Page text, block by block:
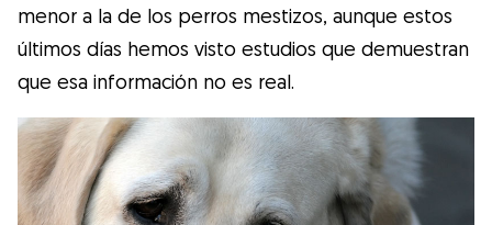
menor a la de los perros mestizos, aunque estos
últimos días hemos visto estudios que demuestran
que esa información no es real.